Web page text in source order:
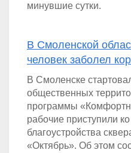
минувшие сутки.
В Смоленской
человек заболел
В Смоленске
общественных
программы
рабочие приступили
благоустройства
«Октябрь». Об этом